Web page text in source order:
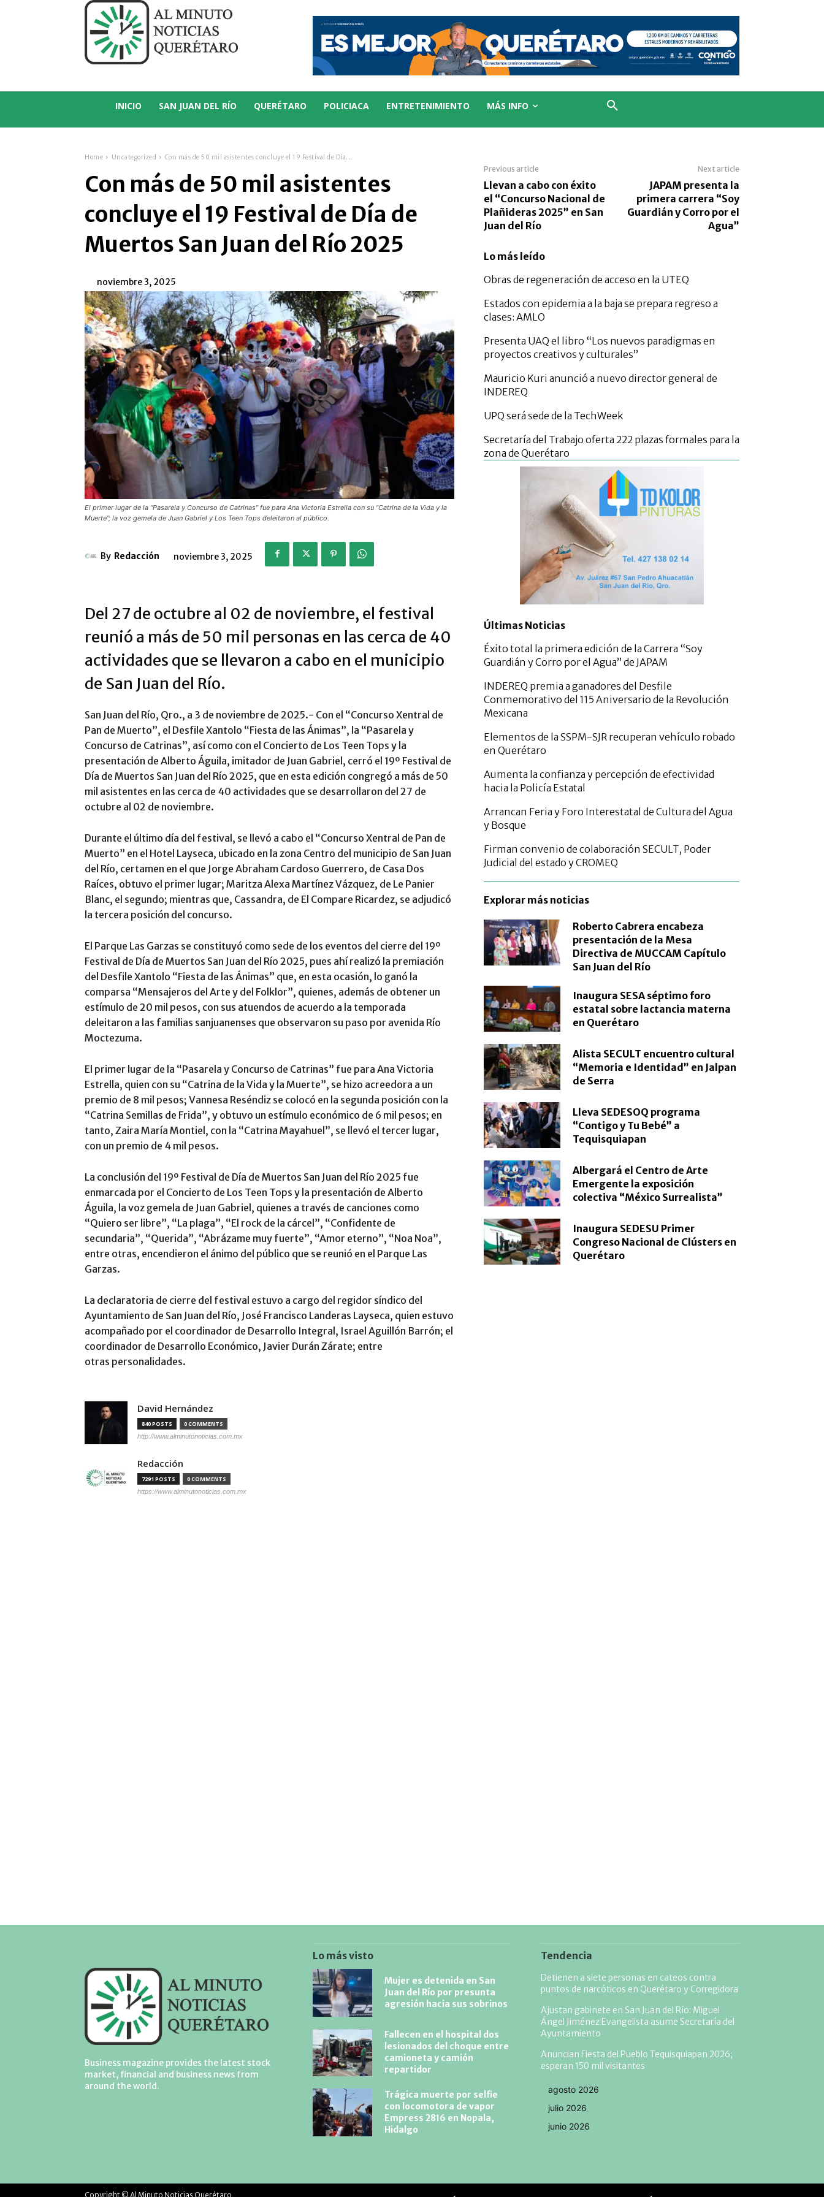
INICIO SAN JUAN DEL RÍO QUERÉTARO POLICIACA ENTRETENIMIENTO MÁS INFO
Home Uncategorized Con más de 50 mil asistentes concluye el 19 Festival de Día...
Con más de 50 mil asistentes
concluye el 19 Festival de Día de
Muertos San Juan del Río 2025
noviembre 3, 2025
El primer lugar de la “Pasarela y Concurso de Catrinas” fue para Ana Victoria Estrella con su “Catrina de la Vida y la
Muerte”; la voz gemela de Juan Gabriel y Los Teen Tops deleitaron al público.
By Redacción noviembre 3, 2025
Del 27 de octubre al 02 de noviembre, el festival
reunió a más de 50 mil personas en las cerca de 40
actividades que se llevaron a cabo en el municipio
de San Juan del Río.
San Juan del Río, Qro., a 3 de noviembre de 2025.- Con el “Concurso Xentral de
Pan de Muerto”, el Desfile Xantolo “Fiesta de las Ánimas”, la “Pasarela y
Concurso de Catrinas”, así como con el Concierto de Los Teen Tops y la
presentación de Alberto Águila, imitador de Juan Gabriel, cerró el 19º Festival de
Día de Muertos San Juan del Río 2025, que en esta edición congregó a más de 50
mil asistentes en las cerca de 40 actividades que se desarrollaron del 27 de
octubre al 02 de noviembre.
Durante el último día del festival, se llevó a cabo el “Concurso Xentral de Pan de
Muerto” en el Hotel Layseca, ubicado en la zona Centro del municipio de San Juan
del Río, certamen en el que Jorge Abraham Cardoso Guerrero, de Casa Dos
Raíces, obtuvo el primer lugar; Maritza Alexa Martínez Vázquez, de Le Panier
Blanc, el segundo; mientras que, Cassandra, de El Compare Ricardez, se adjudicó
la tercera posición del concurso.
El Parque Las Garzas se constituyó como sede de los eventos del cierre del 19º
Festival de Día de Muertos San Juan del Río 2025, pues ahí realizó la premiación
del Desfile Xantolo “Fiesta de las Ánimas” que, en esta ocasión, lo ganó la
comparsa “Mensajeros del Arte y del Folklor”, quienes, además de obtener un
estímulo de 20 mil pesos, con sus atuendos de acuerdo a la temporada
deleitaron a las familias sanjuanenses que observaron su paso por avenida Río
Moctezuma.
El primer lugar de la “Pasarela y Concurso de Catrinas” fue para Ana Victoria
Estrella, quien con su “Catrina de la Vida y la Muerte”, se hizo acreedora a un
premio de 8 mil pesos; Vannesa Reséndiz se colocó en la segunda posición con la
“Catrina Semillas de Frida”, y obtuvo un estímulo económico de 6 mil pesos; en
tanto, Zaira María Montiel, con la “Catrina Mayahuel”, se llevó el tercer lugar,
con un premio de 4 mil pesos.
La conclusión del 19º Festival de Día de Muertos San Juan del Río 2025 fue
enmarcada por el Concierto de Los Teen Tops y la presentación de Alberto
Águila, la voz gemela de Juan Gabriel, quienes a través de canciones como
“Quiero ser libre”, “La plaga”, “El rock de la cárcel”, “Confidente de
secundaria”, “Querida”, “Abrázame muy fuerte”, “Amor eterno”, “Noa Noa”,
entre otras, encendieron el ánimo del público que se reunió en el Parque Las
Garzas.
La declaratoria de cierre del festival estuvo a cargo del regidor síndico del
Ayuntamiento de San Juan del Río, José Francisco Landeras Layseca, quien estuvo
acompañado por el coordinador de Desarrollo Integral, Israel Aguillón Barrón; el
coordinador de Desarrollo Económico, Javier Durán Zárate; entre
otras personalidades.
David Hernández
840 POSTS 0 COMMENTS
http://www.alminutonoticias.com.mx
Redacción
7291 POSTS 0 COMMENTS
https://www.alminutonoticias.com.mx
Previous article
Llevan a cabo con éxito
el “Concurso Nacional de
Plañideras 2025” en San
Juan del Río
Next article
JAPAM presenta la
primera carrera “Soy
Guardián y Corro por el
Agua”
Lo más leído
Obras de regeneración de acceso en la UTEQ
Estados con epidemia a la baja se prepara regreso a
clases: AMLO
Presenta UAQ el libro “Los nuevos paradigmas en
proyectos creativos y culturales”
Mauricio Kuri anunció a nuevo director general de
INDEREQ
UPQ será sede de la TechWeek
Secretaría del Trabajo oferta 222 plazas formales para la
zona de Querétaro
Últimas Noticias
Éxito total la primera edición de la Carrera “Soy
Guardián y Corro por el Agua” de JAPAM
INDEREQ premia a ganadores del Desfile
Conmemorativo del 115 Aniversario de la Revolución
Mexicana
Elementos de la SSPM-SJR recuperan vehículo robado
en Querétaro
Aumenta la confianza y percepción de efectividad
hacia la Policía Estatal
Arrancan Feria y Foro Interestatal de Cultura del Agua
y Bosque
Firman convenio de colaboración SECULT, Poder
Judicial del estado y CROMEQ
Explorar más noticias
Roberto Cabrera encabeza
presentación de la Mesa
Directiva de MUCCAM Capítulo
San Juan del Río
Inaugura SESA séptimo foro
estatal sobre lactancia materna
en Querétaro
Alista SECULT encuentro cultural
“Memoria e Identidad” en Jalpan
de Serra
Lleva SEDESOQ programa
“Contigo y Tu Bebé” a
Tequisquiapan
Albergará el Centro de Arte
Emergente la exposición
colectiva “México Surrealista”
Inaugura SEDESU Primer
Congreso Nacional de Clústers en
Querétaro
Business magazine provides the latest stock
market, financial and business news from
around the world.
Lo más visto
Mujer es detenida en San
Juan del Río por presunta
agresión hacia sus sobrinos
Fallecen en el hospital dos
lesionados del choque entre
camioneta y camión
repartidor
Trágica muerte por selfie
con locomotora de vapor
Empress 2816 en Nopala,
Hidalgo
Tendencia
Detienen a siete personas en cateos contra
puntos de narcóticos en Querétaro y Corregidora
Ajustan gabinete en San Juan del Río: Miguel
Ángel Jiménez Evangelista asume Secretaría del
Ayuntamiento
Anuncian Fiesta del Pueblo Tequisquiapan 2026;
esperan 150 mil visitantes
agosto 2026
julio 2026
junio 2026
Copyright © Al Minuto Noticias Querétaro